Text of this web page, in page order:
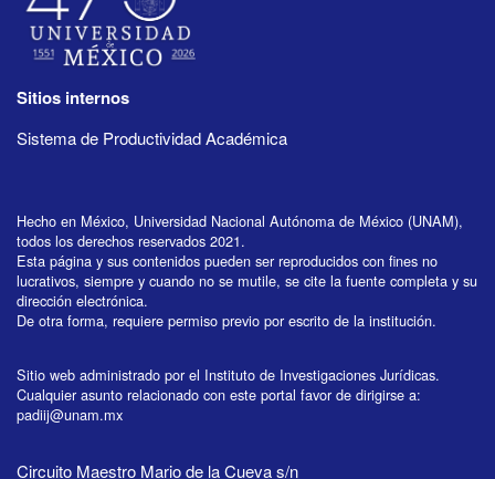
Sitios internos
Sistema de Productividad Académica
Hecho en México, Universidad Nacional Autónoma de México (UNAM),
todos los derechos reservados 2021.
Esta página y sus contenidos pueden ser reproducidos con fines no
lucrativos, siempre y cuando no se mutile, se cite la fuente completa y su
dirección electrónica.
De otra forma, requiere permiso previo por escrito de la institución.
Sitio web administrado por el Instituto de Investigaciones Jurídicas.
Cualquier asunto relacionado con este portal favor de dirigirse a:
padiij@unam.mx
Circuito Maestro Mario de la Cueva s/n